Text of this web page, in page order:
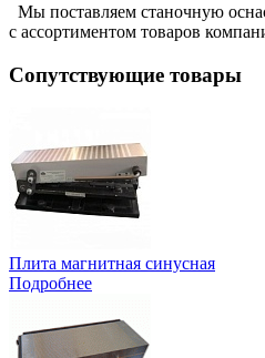
Мы поставляем станочную
с ассортиментом товаров
Сопутствующие товары
Плита магнитная синусная
Подробнее